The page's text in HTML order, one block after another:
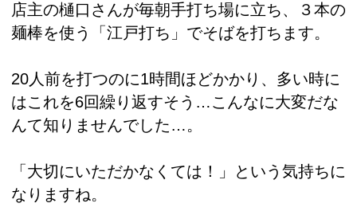
店主の樋口さんが毎朝手打ち場に立ち、３本の
麺棒を使う「江戸打ち」でそばを打ちます。
20人前を打つのに1時間ほどかかり、多い時に
はこれを6回繰り返すそう…こんなに大変だな
んて知りませんでした…。
「大切にいただかなくては！」という気持ちに
なりますね。